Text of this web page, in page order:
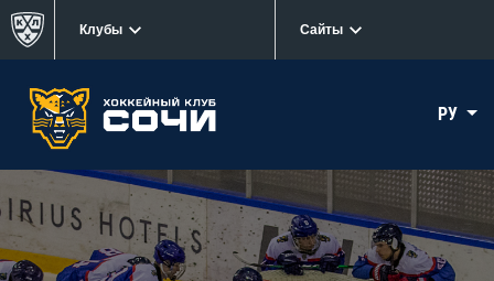
Клубы Сайты
РУ